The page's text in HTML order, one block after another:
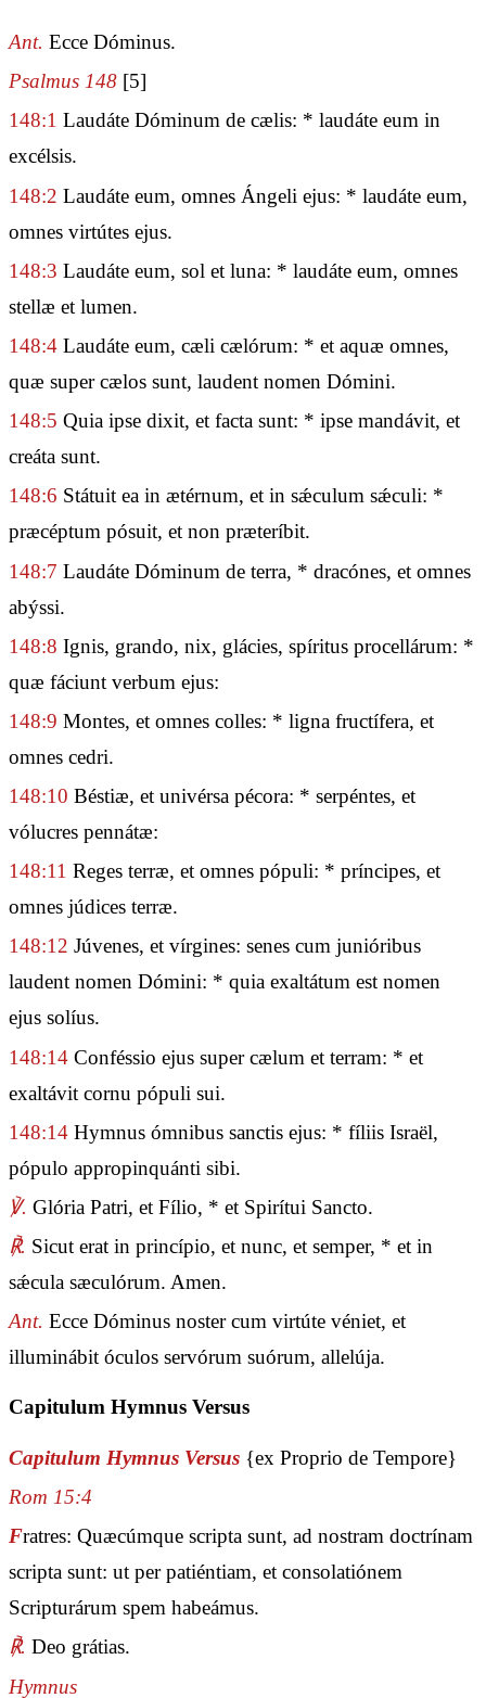
Ant. Ecce Dóminus.
Psalmus 148 [5]
148:1 Laudáte Dóminum de cælis: * laudáte eum in
excélsis.
148:2 Laudáte eum, omnes Ángeli ejus: * laudáte eum,
omnes virtútes ejus.
148:3 Laudáte eum, sol et luna: * laudáte eum, omnes
stellæ et lumen.
148:4 Laudáte eum, cæli cælórum: * et aquæ omnes,
quæ super cælos sunt, laudent nomen Dómini.
148:5 Quia ipse dixit, et facta sunt: * ipse mandávit, et
creáta sunt.
148:6 Státuit ea in ætérnum, et in sǽculum sǽculi: *
præcéptum pósuit, et non præteríbit.
148:7 Laudáte Dóminum de terra, * dracónes, et omnes
abýssi.
148:8 Ignis, grando, nix, glácies, spíritus procellárum: *
quæ fáciunt verbum ejus:
148:9 Montes, et omnes colles: * ligna fructífera, et
omnes cedri.
148:10 Béstiæ, et univérsa pécora: * serpéntes, et
vólucres pennátæ:
148:11 Reges terræ, et omnes pópuli: * príncipes, et
omnes júdices terræ.
148:12 Júvenes, et vírgines: senes cum junióribus
laudent nomen Dómini: * quia exaltátum est nomen
ejus solíus.
148:14 Conféssio ejus super cælum et terram: * et
exaltávit cornu pópuli sui.
148:14 Hymnus ómnibus sanctis ejus: * fíliis Israël,
pópulo appropinquánti sibi.
℣. Glória Patri, et Fílio, * et Spirítui Sancto.
℟. Sicut erat in princípio, et nunc, et semper, * et in
sǽcula sæculórum. Amen.
Ant. Ecce Dóminus noster cum virtúte véniet, et
illuminábit óculos servórum suórum, allelúja.
Capitulum Hymnus Versus
Capitulum Hymnus Versus {ex Proprio de Tempore}
Rom 15:4
Fratres: Quæcúmque scripta sunt, ad nostram doctrínam
scripta sunt: ut per patiéntiam, et consolatiónem
Scripturárum spem habeámus.
℟. Deo grátias.
Hymnus